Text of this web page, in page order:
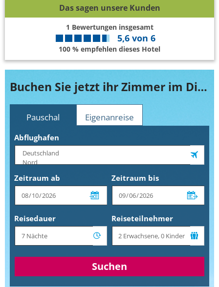
Das sagen unsere Kunden
1 Bewertungen insgesamt
5,6 von 6
100 % empfehlen dieses Hotel
Buchen Sie jetzt ihr Zimmer im Diamond Hotel
Pauschal Eigenanreise
Abflughafen
Zeitraum ab Zeitraum bis
Reisedauer Reiseteilnehmer
Suchen